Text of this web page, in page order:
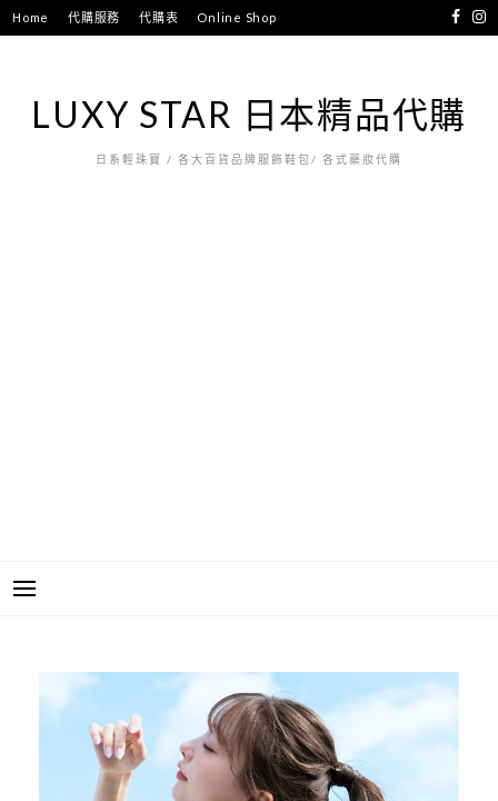
跳
至
Home 代購服務 代購表 Online Shop
LUXY STAR 日本精品代購
日系輕珠寶 / 各大百貨品牌服飾鞋包/ 各式藥妝代購